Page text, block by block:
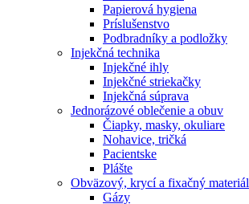
Papierová hygiena
Príslušenstvo
Podbradníky a podložky
Injekčná technika
Injekčné ihly
Injekčné striekačky
Injekčná súprava
Jednorázové oblečenie a obuv
Čiapky, masky, okuliare
Nohavice, tričká
Pacientske
Plášte
Obväzový, krycí a fixačný materiál
Gázy